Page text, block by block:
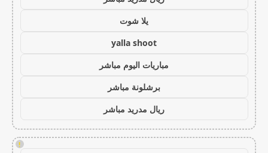
يلا شوت
yalla shoot
مباريات اليوم مباشر
برشلونة مباشر
ريال مدريد مباشر
!